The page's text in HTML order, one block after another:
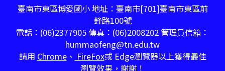
頁尾區域內容
臺南市東區博愛國小 地址：臺南市[701]臺南市東區前
鋒路100號
電話：(06)2377905 傳真：(06)2008202 管理員信箱：
hummaofeng@tn.edu.tw
請用 Chrome、 FireFox或 Edge瀏覽器以上獲得最佳
瀏覽效果，謝謝！